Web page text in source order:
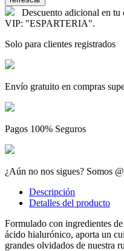
Descuento adicional en
VIP: "ESPARTERIA".
Solo para clientes registrados
Envío gratuito en compras
Pagos 100% Seguros
¿Aún no nos sigues? Somos
Descripción
Detalles del producto
Formulado con ingredientes
ácido hialurónico, aporta un
grandes olvidados de nuestra